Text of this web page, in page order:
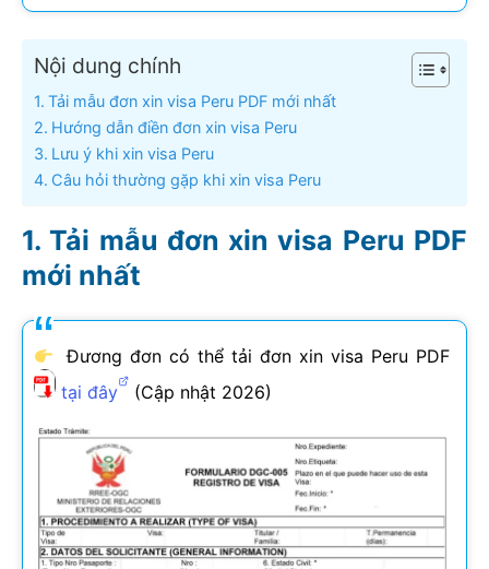
Nội dung chính
Tải mẫu đơn xin visa Peru PDF mới nhất
Hướng dẫn điền đơn xin visa Peru
Lưu ý khi xin visa Peru
Câu hỏi thường gặp khi xin visa Peru
Tải mẫu đơn xin visa Peru PDF
mới nhất
Đương đơn có thể tải đơn xin visa Peru PDF
tại đây
(Cập nhật 2026)